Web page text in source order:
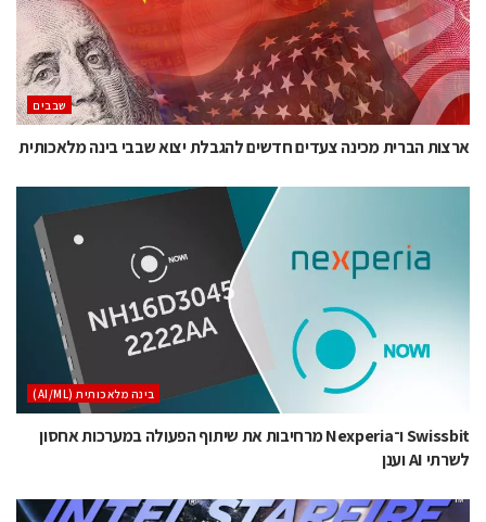
‫שבבים‬
ארצות הברית מכינה צעדים חדשים להגבלת יצוא שבבי בינה מלאכותית
בינה מלאכותית (AI/ML)
Swissbit ו־Nexperia מרחיבות את שיתוף הפעולה במערכות אחסון
לשרתי AI וענן